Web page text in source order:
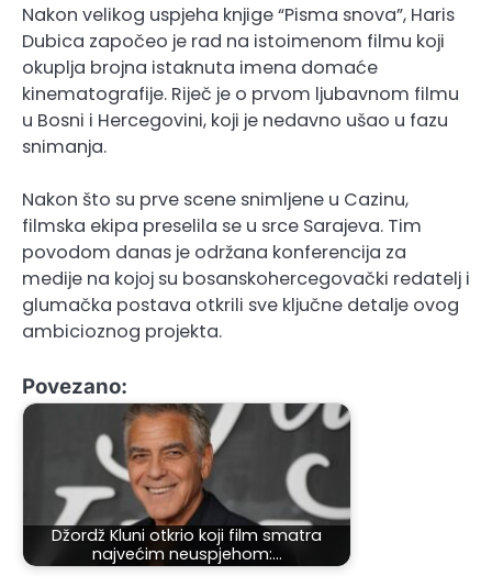
Nakon velikog uspjeha knjige “Pisma snova”, Haris
Dubica započeo je rad na istoimenom filmu koji
okuplja brojna istaknuta imena domaće
kinematografije. Riječ je o prvom ljubavnom filmu
u Bosni i Hercegovini, koji je nedavno ušao u fazu
snimanja.
Nakon što su prve scene snimljene u Cazinu,
filmska ekipa preselila se u srce Sarajeva. Tim
povodom danas je održana konferencija za
medije na kojoj su bosanskohercegovački redatelj i
glumačka postava otkrili sve ključne detalje ovog
ambicioznog projekta.
Povezano:
Džordž Kluni otkrio koji film smatra
najvećim neuspjehom:…